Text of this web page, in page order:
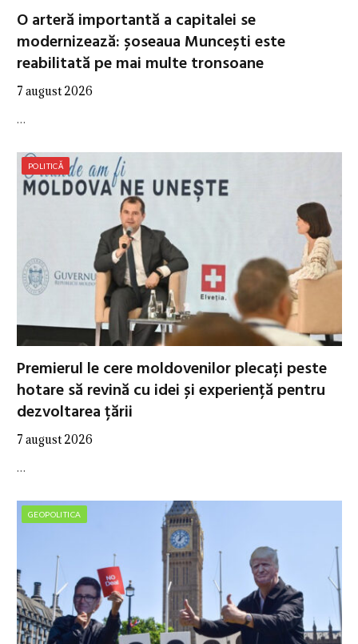
O arteră importantă a capitalei se
modernizează: șoseaua Muncești este
reabilitată pe mai multe tronsoane
7 august 2026
…
POLITICĂ
Premierul le cere moldovenilor plecați peste
hotare să revină cu idei și experiență pentru
dezvoltarea țării
7 august 2026
…
GEOPOLITICA